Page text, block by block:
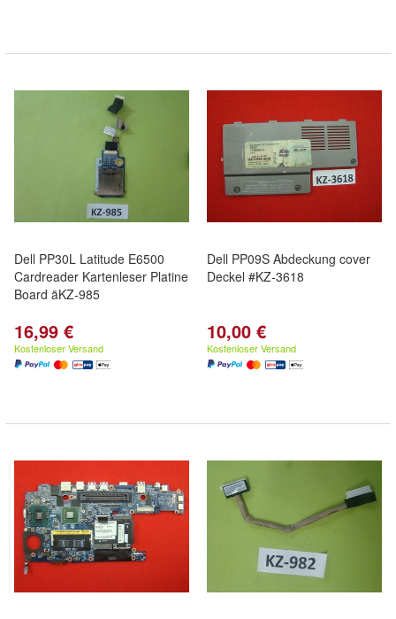
Dell PP30L Latitude E6500
Cardreader Kartenleser Platine
Board äKZ-985
16,99 €
Kostenloser Versand
Dell PP09S Abdeckung cover
Deckel #KZ-3618
10,00 €
Kostenloser Versand